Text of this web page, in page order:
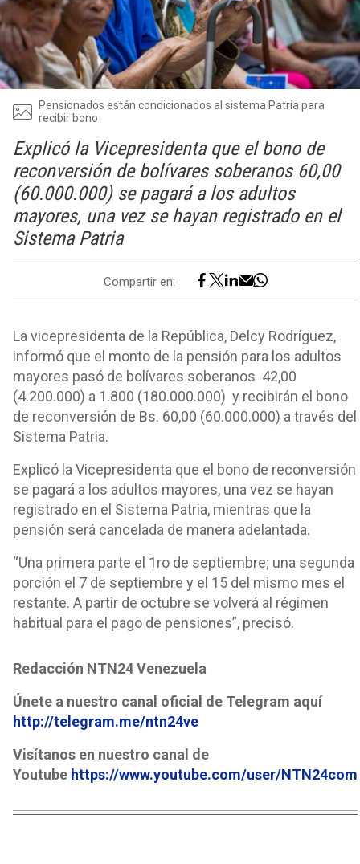
Pensionados están condicionados al sistema Patria para
recibir bono
Explicó la Vicepresidenta que el bono de
reconversión de bolívares soberanos 60,00
(60.000.000) se pagará a los adultos
mayores, una vez se hayan registrado en el
Sistema Patria
Compartir en:
La vicepresidenta de la República, Delcy Rodríguez,
informó que el monto de la pensión para los adultos
mayores pasó de bolívares soberanos 42,00
(4.200.000) a 1.800 (180.000.000) y recibirán el bono
de reconversión de Bs. 60,00 (60.000.000) a través del
Sistema Patria.
Explicó la Vicepresidenta que el bono de reconversión
se pagará a los adultos mayores, una vez se hayan
registrado en el Sistema Patria, mientras que la
pensión será cancelada de manera adelantada.
“Una primera parte el 1ro de septiembre; una segunda
porción el 7 de septiembre y el 15 del mismo mes el
restante. A partir de octubre se volverá al régimen
habitual para el pago de pensiones”, precisó.
Redacción NTN24 Venezuela
Únete a nuestro canal oficial de Telegram aquí
http://telegram.me/ntn24ve
Visítanos en nuestro canal de
Youtube https://www.youtube.com/user/NTN24com